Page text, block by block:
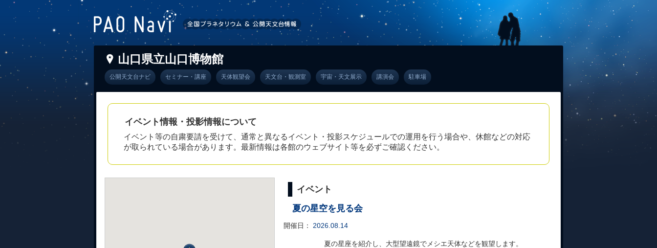
山口県立山口博物館
公開天文台ナビ セミナー・講座 天体観望会 天文台・観測室 宇宙・天文展示 講演会 駐車場
イベント情報・投影情報について
イベント等の自粛要請を受けて、通常と異なるイベント・投影スケジュールでの運用を行う場合や、休館などの対応
が取られている場合があります。最新情報は各館のウェブサイト等を必ずご確認ください。
イベント
夏の星空を見る会
開催日： 2026.08.14
夏の星座を紹介し、大型望遠鏡でメシエ天体などを観望します。